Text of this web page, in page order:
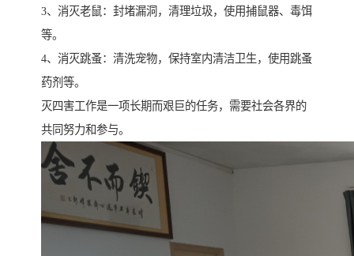
3、消灭老鼠：封堵漏洞，清理垃圾，使用捕鼠器、毒饵
等。
4、消灭跳蚤：清洗宠物，保持室内清洁卫生，使用跳蚤
药剂等。
灭四害工作是一项长期而艰巨的任务，需要社会各界的
共同努力和参与。